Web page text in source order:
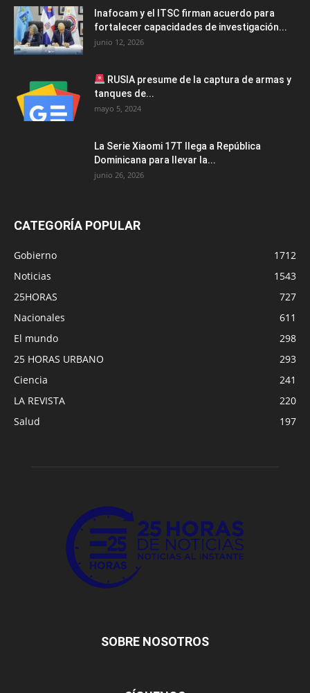
Inafocam y el ITSC firman acuerdo para
fortalecer capacidades de investigación...
junio 12, 2026
RUSIA presume de la captura de armas y
tanques de...
mayo 5, 2024
La Serie Xiaomi 17T llega a República
Dominicana para llevar la...
junio 26, 2026
CATEGORÍA POPULAR
Gobierno
1712
Noticias
1543
25HORAS
727
Nacionales
611
El mundo
298
25 HORAS URBANO
293
Ciencia
241
LA REVISTA
220
Salud
197
SOBRE NOSOTROS